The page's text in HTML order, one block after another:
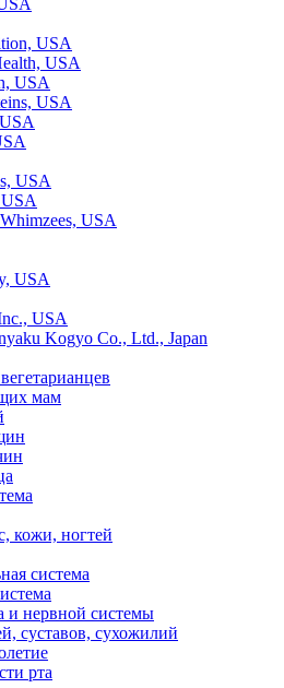
USA
USA
USA
USA
USA
USA
USA
USA
Kogyo Co., Ltd., Japan
мам
кожи, ногтей
система
и нервной системы
суставов, сухожилий
рта